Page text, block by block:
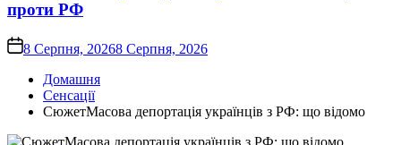
проти РФ
on8 Серпня, 20268 Серпня, 2026
Домашня
Сенсації
СюжетМасова депортація українців з РФ: що відомо